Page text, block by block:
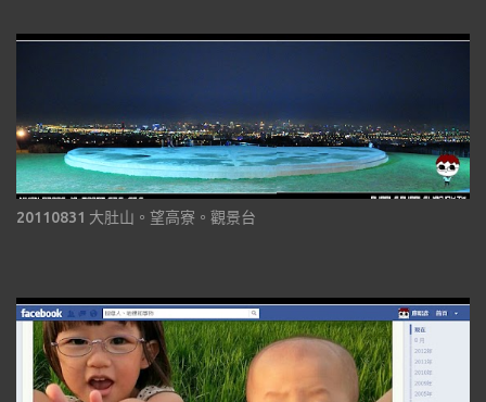
20110831 大肚山。望高寮。觀景台